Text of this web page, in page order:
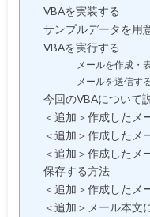
VBAを実装する
サンプルデータを用
VBAを実行する
メールを作成・
メールを送信す
今回のVBAについて
＜追加＞作成したメ
＜追加＞作成したメ
＜追加＞作成したメ
保存する方法
＜追加＞作成したメ
＜追加＞メール本文